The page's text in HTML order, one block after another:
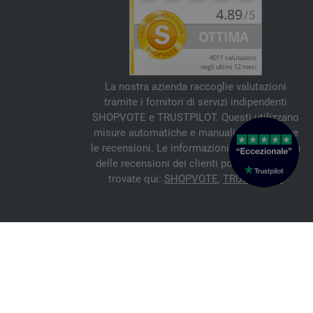
La nostra azienda raccoglie valutazioni
tramite i fornitori di servizi indipendenti
SHOPVOTE e TRUSTPILOT. Questi utilizzano
misure automatiche e manuali per verificare
le recensioni. Le informazioni sull'autenticità
delle recensioni dei clienti possono essere
trovate qui: SHOPVOTE, TRUSTPILOT